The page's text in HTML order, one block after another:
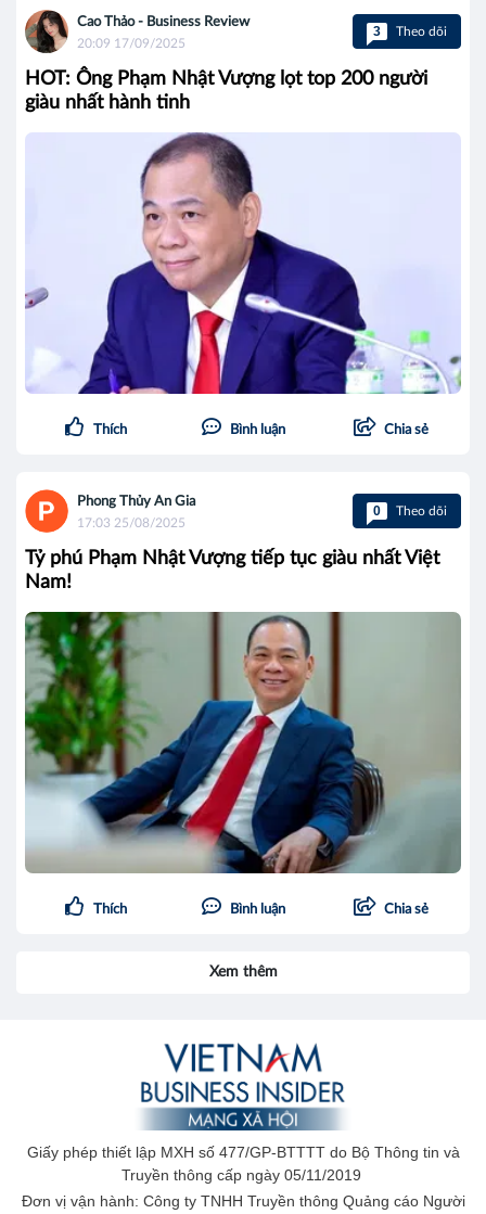
Cao Thảo - Business Review
20:09 17/09/2025
3 Theo dõi
HOT: Ông Phạm Nhật Vượng lọt top 200 người
giàu nhất hành tinh
Thích Bình luận Chia sẻ
Phong Thủy An Gia
17:03 25/08/2025
0 Theo dõi
Tỷ phú Phạm Nhật Vượng tiếp tục giàu nhất Việt
Nam!
Thích Bình luận Chia sẻ
Xem thêm
Giấy phép thiết lập MXH số 477/GP-BTTTT do Bộ Thông tin và
Truyền thông cấp ngày 05/11/2019
Đơn vị vận hành: Công ty TNHH Truyền thông Quảng cáo Người